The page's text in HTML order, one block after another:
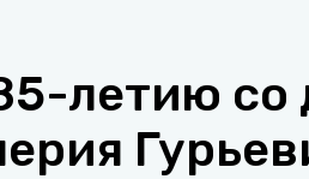
летию со